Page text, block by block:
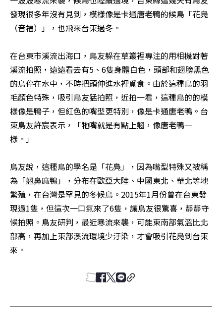
發現很多年沒有見到，模樣像是卡通唐老鴨的候鳥「花鳧
（音福）」，也飛來台東過冬。
在台東市溪流出海口，鳥友躲在草叢裡專注的用相機對著
溪流拍照，遠遠看去有5、6隻身體白色，頭部和翅膀黑色
的鳥停在水中，不時把頭伸進水裡覓食。由於這種鳥的羽
毛顏色特殊，吸引鳥友猛拍照，近拍一看，這種鳥的的模
樣像是鴨子，但紅色的嘴型更特別，像是卡通唐老鴨。台
東鳥友許宸表示，「牠嘴就是有點上翹，像唐老鴨一
樣。」
鳥友說，這種鳥的學名是「花鳧」，因為嘴型特殊又被稱
為「翹鼻麻鴨」，分布在歐亞大陸、中國東北、華北等地
繁殖，在台灣是罕見的冬候鳥。2015年1月份曾在台東發
現過1隻，但這次一口氣來了6隻，讓鳥友很驚喜，靜靜守
候拍照。鳥友研判，最近寒流來襲，可能東南部氣溫比北
部高，再加上東部溪流環境少汙染，才會吸引花鳧到台東
來。